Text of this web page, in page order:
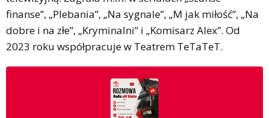
finanse”, „Plebania”, „Na sygnale”, „M jak miłość”, „Na
dobre i na złe”, „Kryminalni” i „Komisarz Alex”. Od
2023 roku współpracuje w Teatrem TeTaTeT.